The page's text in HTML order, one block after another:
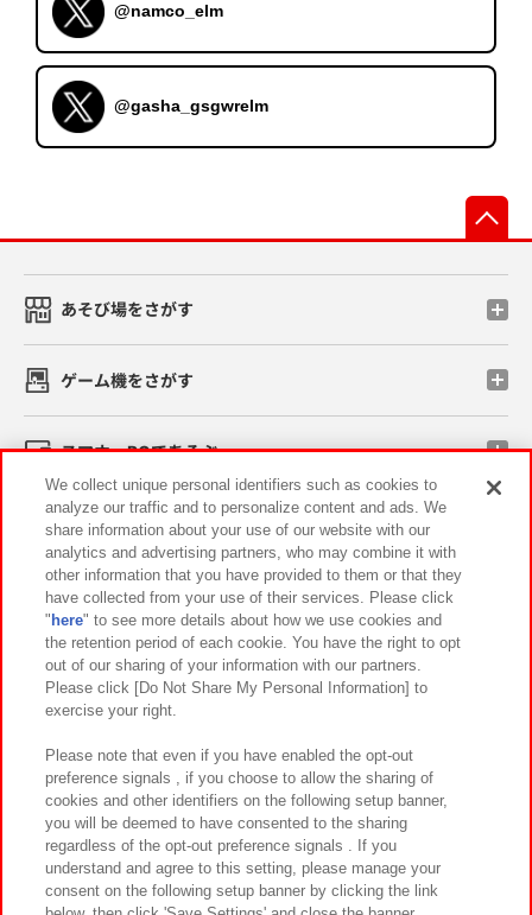
@namco_elm
@gasha_gsgwrelm
あそび場をさがす
ゲーム機をさがす
スマホ・PCであそぶ
イベント・キャンペーン
関連会社 サステナビリティ サイトポリシー
プライバシーポリシー ウェブアクセシビリティ方針と検証結果
お取引先さまとともに
カスタマーハラスメント対応方針 よくあるご質問・お問い合わせ
We collect unique personal identifiers such as cookies to
analyze our traffic and to personalize content and ads. We
share information about your use of our website with our
analytics and advertising partners, who may combine it with
other information that you have provided to them or that they
have collected from your use of their services. Please click
" here" to see more details about how we use cookies and
the retention period of each cookie. You have the right to opt
out of our sharing of your information with our partners.
Please click [Do Not Share My Personal Information] to
exercise your right.
Please note that even if you have enabled the opt-out
preference signals , if you choose to allow the sharing of
cookies and other identifiers on the following setup banner,
you will be deemed to have consented to the sharing
regardless of the opt-out preference signals . If you
understand and agree to this setting, please manage your
consent on the following setup banner by clicking the link